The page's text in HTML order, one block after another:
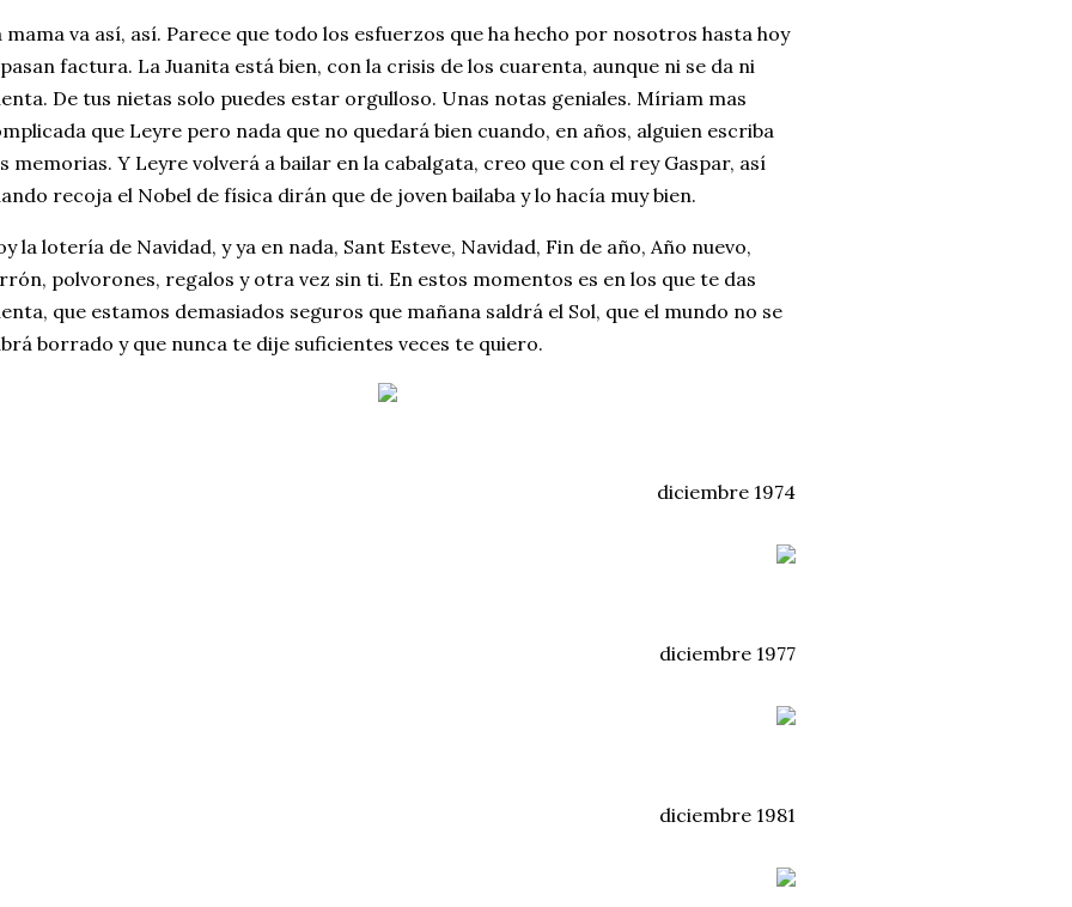
mama va así, así. Parece que todo los esfuerzos que ha hecho por nosotros hasta hoy
factura. La Juanita está bien, con la crisis de los cuarenta, aunque ni se da ni
De tus nietas solo puedes estar orgulloso. Unas notas geniales. Míriam mas
que Leyre pero nada que no quedará bien cuando, en años, alguien escriba
memorias. Y Leyre volverá a bailar en la cabalgata, creo que con el rey Gaspar, así
recoja el Nobel de física dirán que de joven bailaba y lo hacía muy bien.
la lotería de Navidad, y ya en nada, Sant Esteve, Navidad, Fin de año, Año nuevo,
polvorones, regalos y otra vez sin ti. En estos momentos es en los que te das
que estamos demasiados seguros que mañana saldrá el Sol, que el mundo no se
borrado y que nunca te dije suficientes veces te quiero.
diciembre 1974
diciembre 1977
diciembre 1981